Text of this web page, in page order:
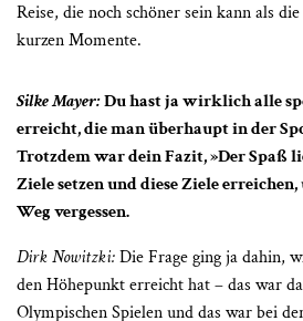
Reise, die noch schöner sein kann als
kurzen Momente.
Silke Mayer:Du hast ja wirklich alle
erreicht, die man überhaupt in der
Trotzdem war dein Fazit, »Der Spaß
Ziele setzen und diese Ziele
Weg vergessen.
Dirk Nowitzki:Die Frage ging ja dahin,
den Höhepunkt erreicht hat – das war
Olympischen Spielen und das war bei